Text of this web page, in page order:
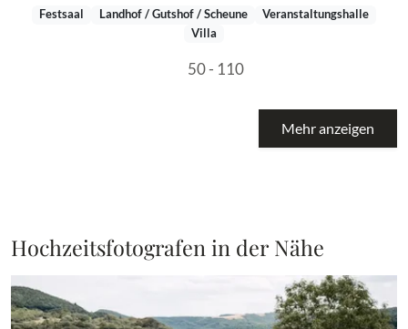
Festsaal Landhof / Gutshof / Scheune
Veranstaltungshalle
Villa
50 - 110
Mehr anzeigen
Hochzeitsfotografen in der Nähe